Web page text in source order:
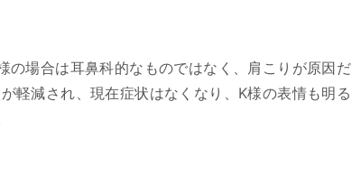
の場合は耳鼻科的なものではなく、肩こりが原因だ
軽減され、現在症状はなくなり、K様の表情も明る